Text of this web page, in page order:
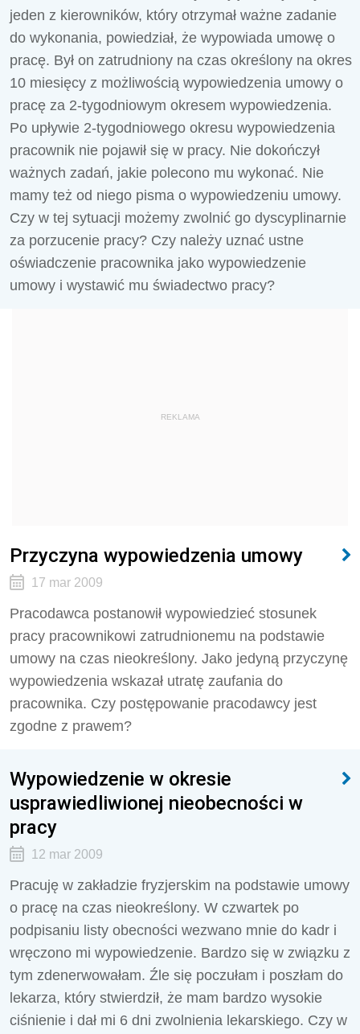
jeden z kierowników, który otrzymał ważne zadanie
do wykonania, powiedział, że wypowiada umowę o
pracę. Był on zatrudniony na czas określony na okres
10 miesięcy z możliwością wypowiedzenia umowy o
pracę za 2-tygodniowym okresem wypowiedzenia.
Po upływie 2-tygodniowego okresu wypowiedzenia
pracownik nie pojawił się w pracy. Nie dokończył
ważnych zadań, jakie polecono mu wykonać. Nie
mamy też od niego pisma o wypowiedzeniu umowy.
Czy w tej sytuacji możemy zwolnić go dyscyplinarnie
za porzucenie pracy? Czy należy uznać ustne
oświadczenie pracownika jako wypowiedzenie
umowy i wystawić mu świadectwo pracy?
REKLAMA
Przyczyna wypowiedzenia umowy
17 mar 2009
Pracodawca postanowił wypowiedzieć stosunek
pracy pracownikowi zatrudnionemu na podstawie
umowy na czas nieokreślony. Jako jedyną przyczynę
wypowiedzenia wskazał utratę zaufania do
pracownika. Czy postępowanie pracodawcy jest
zgodne z prawem?
Wypowiedzenie w okresie
usprawiedliwionej nieobecności w
pracy
12 mar 2009
Pracuję w zakładzie fryzjerskim na podstawie umowy
o pracę na czas nieokreślony. W czwartek po
podpisaniu listy obecności wezwano mnie do kadr i
wręczono mi wypowiedzenie. Bardzo się w związku z
tym zdenerwowałam. Źle się poczułam i poszłam do
lekarza, który stwierdził, że mam bardzo wysokie
ciśnienie i dał mi 6 dni zwolnienia lekarskiego. Czy w